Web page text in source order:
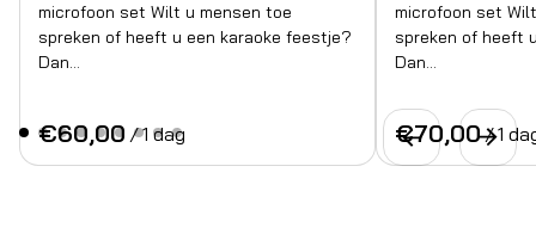
microfoon set Wilt u mensen toe
spreken of heeft u een karaoke feestje?
Dan…
/
microfoon set
spreken of heeft
Dan…
/